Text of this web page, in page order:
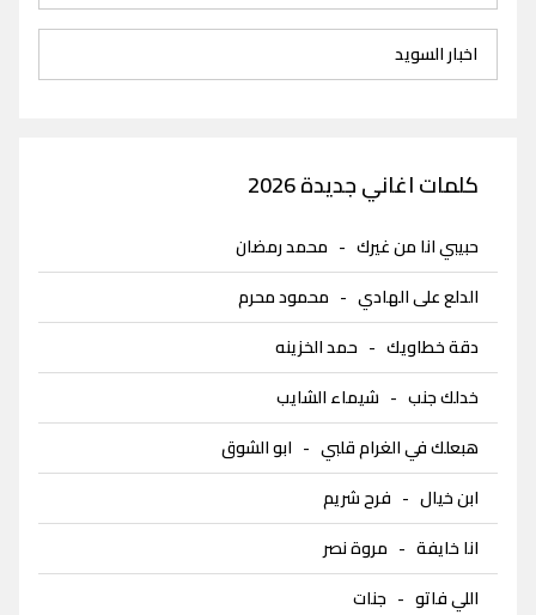
اخبار السويد
كلمات اغاني جديدة 2026
حبيبي انا من غيرك - محمد رمضان
الدلع على الهادي - محمود محرم
دقة خطاويك - حمد الخزينه
خدلك جنب - شيماء الشايب
هبعلك في الغرام قلبي - ابو الشوق
ابن خيال - فرح شريم
انا خايفة - مروة نصر
اللي فاتو - جنات